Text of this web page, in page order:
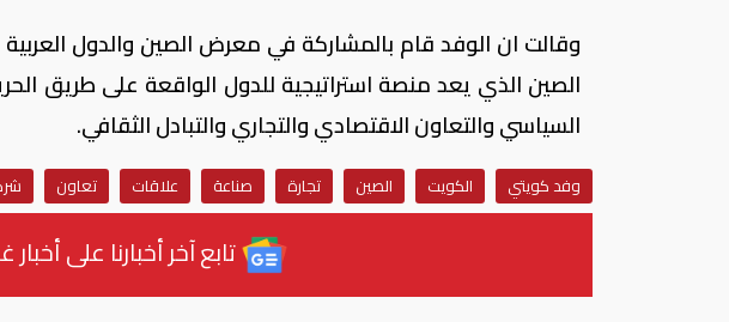
الصين الذي يعد منصة استراتيجية للدول الواقعة على طريق
السياسي والتعاون الاقتصادي والتجاري والتبادل الثقافي.
وفد كويتي الكويت الصين تجارة صناعة علاقات تعاون
تابع آخر أخبارنا على